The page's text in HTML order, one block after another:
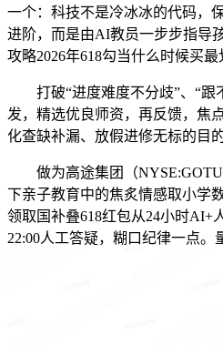
一个：科技不是冷冰冰的代码，
进阶，而是由AI教员一步步指导
攻略2026年618勾当什么时候买
打破“进度难度不分歧”、“跟不
发，精选优良师资，再反馈，焦
化查缺补漏、放假进修无标的目
做为高途集团（NYSE:GOTU
下亲子教育中的焦炙情感取小学
领取国补叠618红包从24小时AI+
22:00人工答疑，糊口纪律一点